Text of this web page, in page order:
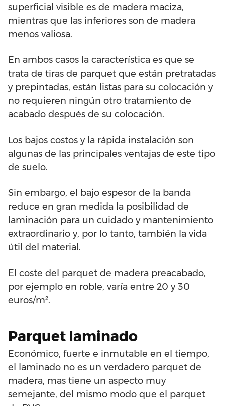
superficial visible es de madera maciza,
mientras que las inferiores son de madera
menos valiosa.
En ambos casos la característica es que se
trata de tiras de parquet que están pretratadas
y prepintadas, están listas para su colocación y
no requieren ningún otro tratamiento de
acabado después de su colocación.
Los bajos costos y la rápida instalación son
algunas de las principales ventajas de este tipo
de suelo.
Sin embargo, el bajo espesor de la banda
reduce en gran medida la posibilidad de
laminación para un cuidado y mantenimiento
extraordinario y, por lo tanto, también la vida
útil del material.
El coste del parquet de madera preacabado,
por ejemplo en roble, varía entre 20 y 30
euros/m².
Parquet laminado
Económico, fuerte e inmutable en el tiempo,
el laminado no es un verdadero parquet de
madera, mas tiene un aspecto muy
semejante, del mismo modo que el parquet